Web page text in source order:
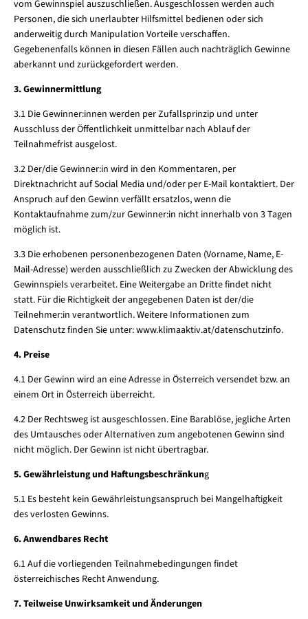
vom Gewinnspiel auszuschließen. Ausgeschlossen werden auch
Personen, die sich unerlaubter Hilfsmittel bedienen oder sich
anderweitig durch Manipulation Vorteile verschaffen.
Gegebenenfalls können in diesen Fällen auch nachträglich Gewinne
aberkannt und zurückgefordert werden.
3. Gewinnermittlung
3.1 Die Gewinner:innen werden per Zufallsprinzip und unter
Ausschluss der Öffentlichkeit unmittelbar nach Ablauf der
Teilnahmefrist ausgelost.
3.2 Der/die Gewinner:in wird in den Kommentaren, per
Direktnachricht auf Social Media und/oder per E-Mail kontaktiert. Der
Anspruch auf den Gewinn verfällt ersatzlos, wenn die
Kontaktaufnahme zum/zur Gewinner:in nicht innerhalb von 3 Tagen
möglich ist.
3.3 Die erhobenen personenbezogenen Daten (Vorname, Name, E-
Mail-Adresse) werden ausschließlich zu Zwecken der Abwicklung des
Gewinnspiels verarbeitet. Eine Weitergabe an Dritte findet nicht
statt. Für die Richtigkeit der angegebenen Daten ist der/die
Teilnehmer:in verantwortlich. Weitere Informationen zum
Datenschutz finden Sie unter: www.klimaaktiv.at/datenschutzinfo.
4. Preise
4.1 Der Gewinn wird an eine Adresse in Österreich versendet bzw. an
einem Ort in Österreich überreicht.
4.2 Der Rechtsweg ist ausgeschlossen. Eine Barablöse, jegliche Arten
des Umtausches oder Alternativen zum angebotenen Gewinn sind
nicht möglich. Der Gewinn ist nicht übertragbar.
5. Gewährleistung und Haftungsbeschränkung
5.1 Es besteht kein Gewährleistungsanspruch bei Mangelhaftigkeit
des verlosten Gewinns.
6. Anwendbares Recht
6.1 Auf die vorliegenden Teilnahmebedingungen findet
österreichisches Recht Anwendung.
7. Teilweise Unwirksamkeit und Änderungen